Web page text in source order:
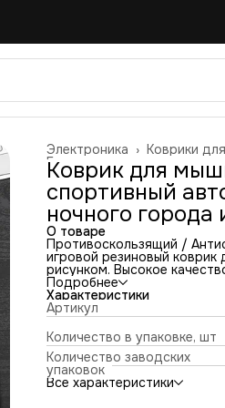
Коврики
Электроника ›
Главная
Коврик для
спортивный
ночного города
О товаре
Противоскользящий /
игровой резиновый
рисунком. Высокое
оставит никого
и лучшее соотношение
всех типов мышей:
чувствительностью и
тканевая поверхность
движениями компьютерной
из чёрной вспененной
маленький, идеального
фиксируется на любой
Подробнее
Характеристики
Артикул
Количество в упаковке, шт
Количество заводских
упаковок
Все характеристики